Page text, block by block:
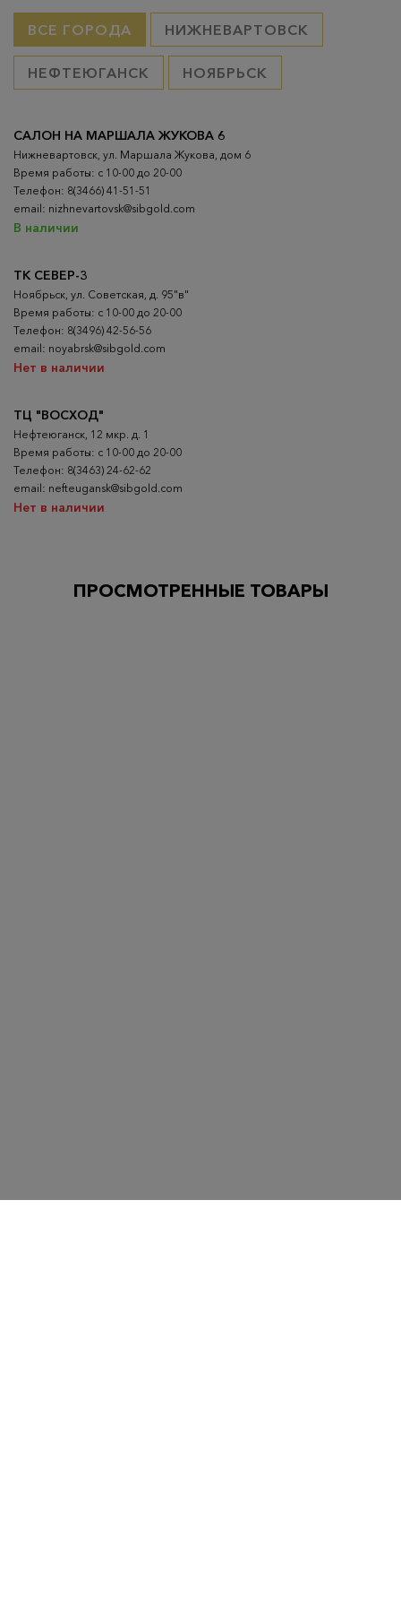
ВСЕ ГОРОДА НИЖНЕВАРТОВСК
НЕФТЕЮГАНСК НОЯБРЬСК
ТК СЕВЕР-3
Ноябрьск, ул. Советская, д. 95"в"
Время работы: с 10-00 до 20-00
Телефон: 8(3496) 42-56-56
email: noyabrsk@sibgold.com
Нет в наличии
ТЦ "ВОСХОД"
Нефтеюганск, 12 мкр. д. 1
Время работы: с 10-00 до 20-00
Телефон: 8(3463) 24-62-62
email: nefteugansk@sibgold.com
Нет в наличии
САЛОН НА МАРШАЛА ЖУКОВА 6
Нижневартовск, ул. Маршала Жукова, дом 6
Время работы: с 10-00 до 20-00
Телефон: 8(3466) 41-51-51
email: nizhnevartovsk@sibgold.com
В наличии
ПРОСМОТРЕННЫЕ ТОВАРЫ